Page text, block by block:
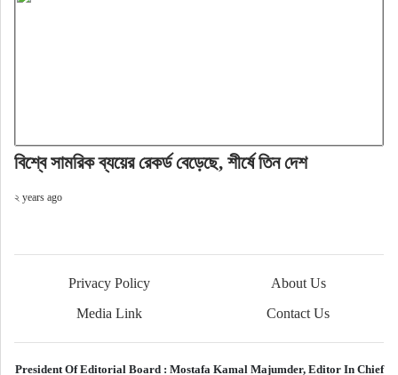
বিশ্বে সামরিক ব্যয়ের রেকর্ড বেড়েছে, শীর্ষে তিন দেশ
২ years ago
Privacy Policy
About Us
Media Link
Contact Us
President Of Editorial Board : Mostafa Kamal Majumder, Editor In Chief